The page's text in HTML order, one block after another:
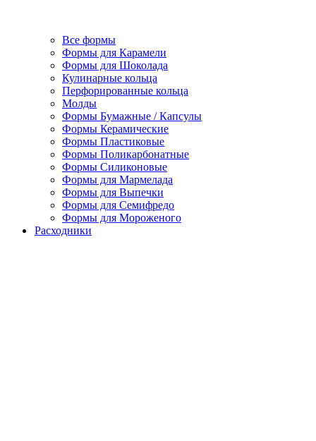
Все формы
Формы для Карамели
Формы для Шоколада
Кулинарные кольца
Перфорированные кольца
Молды
Формы Бумажные / Капсулы
Формы Керамические
Формы Пластиковые
Формы Поликарбонатные
Формы Силиконовые
Формы для Мармелада
Формы для Выпечки
Формы для Семифредо
Формы для Мороженого
Расходники